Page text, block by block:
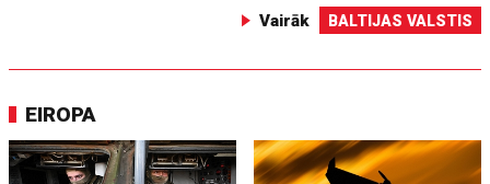
Vairāk BALTIJAS VALSTIS
EIROPA